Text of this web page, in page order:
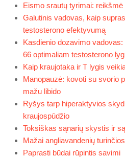
Eismo srautų tyrimai:
Galutinis vadovas, kaip
testosterono efektyvumą
Kasdienio dozavimo
66 optimaliam testosterono
Kaip kraujotaka ir T lygis
Manopauzė: kovoti su svorio
mažu libido
Ryšys tarp hiperaktyvios
kraujospūdžio
Toksiškas sąnarių skystis ir
Mažai angliavandenių
Paprasti būdai rūpintis savimi